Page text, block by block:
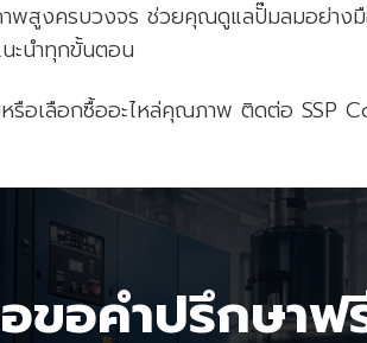
พสูงครบวงจร ช่วยคุณดูแลปั๊มลมอย่าง
ะนำทุกขั้นตอน
อเลือกซื้ออะไหล่คุณภาพ ติดต่อ SSP
ขอคำปรึกษาฟ